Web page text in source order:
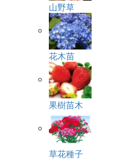
山野草
花木苗
果樹苗木
草花種子